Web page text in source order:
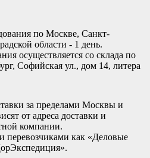
по Москве, Санкт-
области - 1 день.
осуществляется со склада по
Софийская ул., дом 14, литера
за пределами Москвы и
от адреса доставки и
компании.
перевозчиками как «Деловые